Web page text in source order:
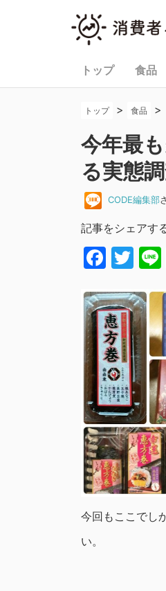
トップ 食品
トップ > 食品 >
今年最
る実態
CODE編集部
記事をシェアす
今回もここでし
い。